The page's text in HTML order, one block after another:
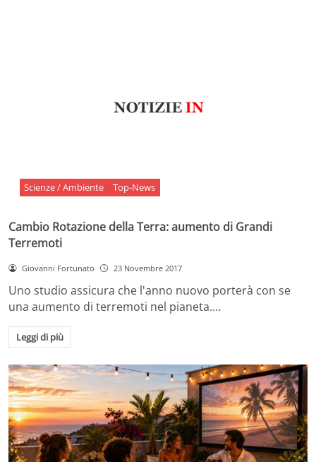
Scienze / Ambiente Top-News
Cambio Rotazione della Terra: aumento di Grandi
Terremoti
Giovanni Fortunato 23 Novembre 2017
Uno studio assicura che l'anno nuovo porterà con se
una aumento di terremoti nel pianeta.…
Leggi di più